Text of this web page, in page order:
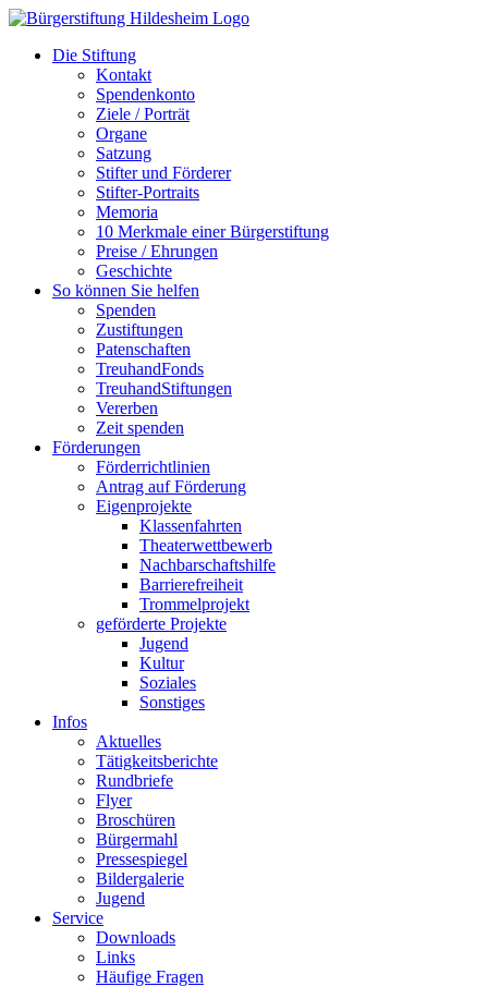
Zum
springenDie Stiftung
Kontakt
Spendenkonto
Ziele / Porträt
Organe
Satzung
Stifter und Förderer
Stifter-Portraits
Memoria
10 Merkmale einer Bürgerstiftung
Preise / Ehrungen
Geschichte
So können Sie helfen
Spenden
Zustiftungen
Patenschaften
TreuhandFonds
TreuhandStiftungen
Vererben
Zeit spenden
Förderungen
Förderrichtlinien
Antrag auf Förderung
Eigenprojekte
Klassenfahrten
Theaterwettbewerb
Nachbarschaftshilfe
Barrierefreiheit
Trommelprojekt
geförderte Projekte
Jugend
Kultur
Soziales
Sonstiges
Infos
Aktuelles
Tätigkeitsberichte
Rundbriefe
Flyer
Broschüren
Bürgermahl
Pressespiegel
Bildergalerie
Jugend
Service
Downloads
Links
Häufige Fragen